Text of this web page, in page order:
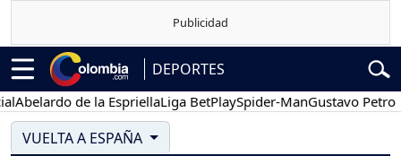
DEPORTES
de la EspriellaLiga BetPlaySpider-ManGustavo Petro
VUELTA A ESPAÑA